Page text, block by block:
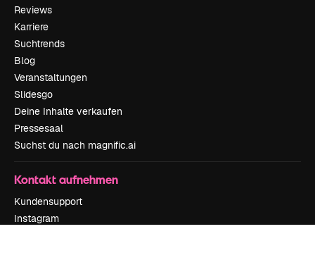
Reviews
Karriere
Suchtrends
Blog
Veranstaltungen
Slidesgo
Deine Inhalte verkaufen
Pressesaal
Suchst du nach magnific.ai
Kontakt aufnehmen
Kundensupport
Instagram